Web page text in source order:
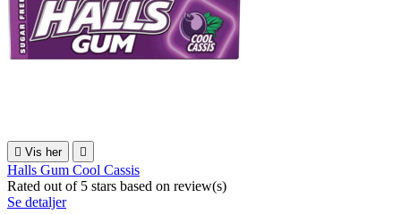
 Vis her 
Halls Gum Cool Cassis
Rated out of 5 stars based on review(s)
Se detaljer